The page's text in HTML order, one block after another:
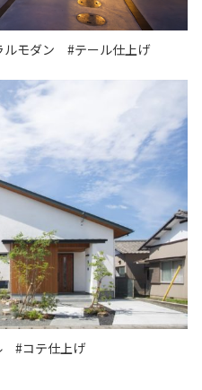
モダン #テール仕上げ
#コテ仕上げ